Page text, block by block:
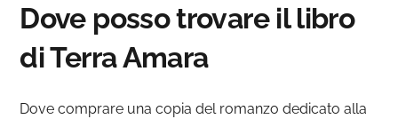
Dove posso trovare il libro
di Terra Amara
Dove comprare una copia del romanzo dedicato alla